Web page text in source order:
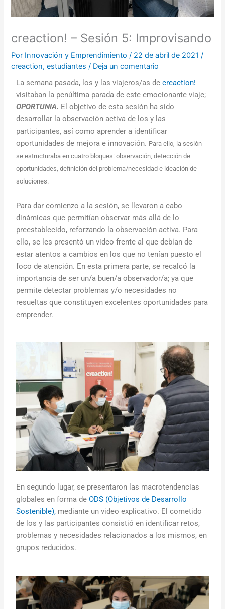
creaction! – Sesión 5: Improvisando
Por Innovación y Emprendimiento/ 22 de abril de 2021/
creaction,estudiantes / Deja un comentario
La semana pasada, los y las viajeros/as decreaction!
visitaban la penúltima parada de este emocionante viaje;
OPORTUNIA. El objetivo de esta sesión ha sido
desarrollar la observación activa de los y las
participantes, así como aprender a identificar
oportunidades de mejora e innovación. Para ello, la sesión
se estructuraba en cuatro bloques: observación, detección de
oportunidades, definición del problema/necesidad e ideación de
soluciones.
Para dar comienzo a la sesión, se llevaron a cabo
dinámicas que permitían observar más allá de lo
preestablecido, reforzando la observación activa. Para
ello, se les presentó un video frente al que debían de
estar atentos a cambios en los que no tenían puesto el
foco de atención. En esta primera parte, se recalcó la
importancia de ser un/a buen/a observador/a; ya que
permite detectar problemas y/o necesidades no
resueltas que constituyen excelentes oportunidades para
emprender.
En segundo lugar, se presentaron las macrotendencias
globales en forma deODS (Objetivos de Desarrollo
Sostenible), mediante un video explicativo. El cometido
de los y las participantes consistió en identificar retos,
problemas y necesidades relacionados a los mismos, en
grupos reducidos.